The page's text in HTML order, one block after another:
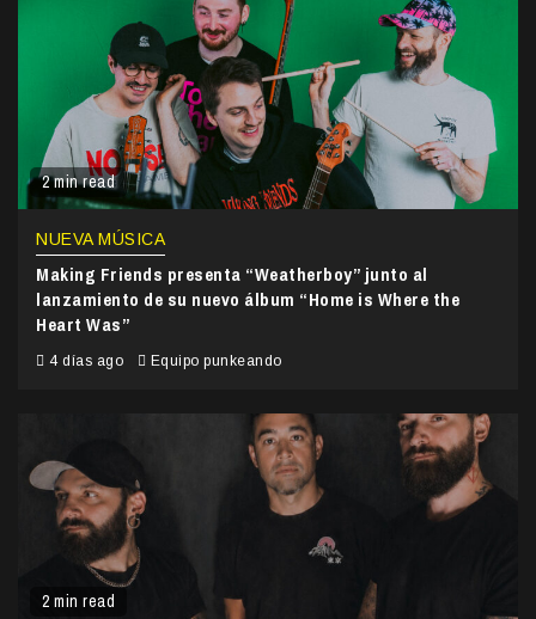
2 min read
NUEVA MÚSICA
Making Friends presenta “Weatherboy” junto al
lanzamiento de su nuevo álbum “Home is Where the
Heart Was”
4 días ago Equipo punkeando
2 min read